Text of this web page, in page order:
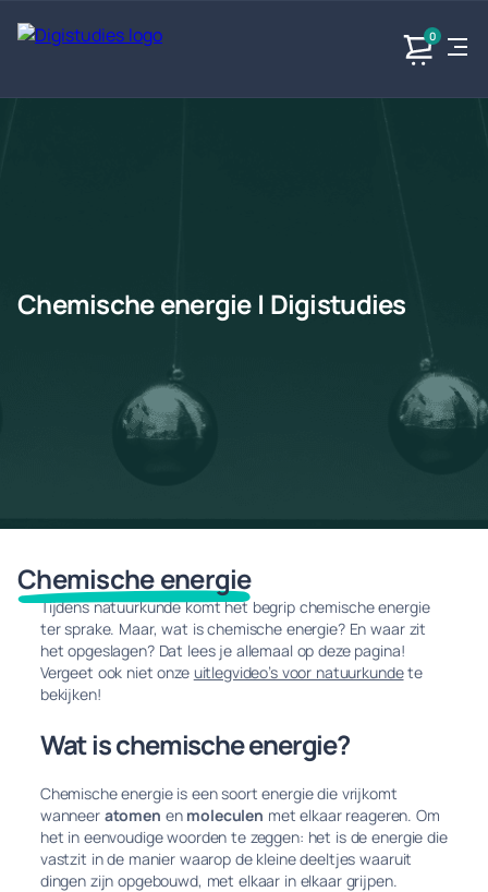
0
Chemische energie | Digistudies
Chemische energie
Tijdens natuurkunde komt het begrip chemische energie
ter sprake. Maar, wat is chemische energie? En waar zit
het opgeslagen? Dat lees je allemaal op deze pagina!
Vergeet ook niet onze uitlegvideo’s voor natuurkundete
bekijken!
Wat is chemische energie?
Chemische energie is een soort energie die vrijkomt
wanneer atomen en moleculen met elkaar reageren. Om
het in eenvoudige woorden te zeggen: het is de energie die
vastzit in de manier waarop de kleine deeltjes waaruit
dingen zijn opgebouwd, met elkaar in elkaar grijpen.